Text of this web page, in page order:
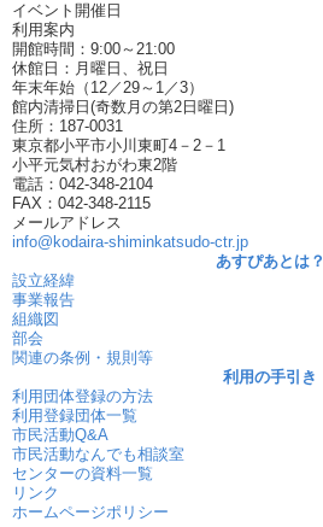
イベント開催日
利用案内
開館時間：9:00～21:00
休館日：月曜日、祝日
年末年始（12／29～1／3）
館内清掃日(奇数月の第2日曜日)
住所：187-0031
東京都小平市小川東町4－2－1
小平元気村おがわ東2階
電話：042-348-2104
FAX：042-348-2115
メールアドレス
info@kodaira-shiminkatsudo-ctr.jp
あすぴあとは？
設立経緯
事業報告
組織図
部会
関連の条例・規則等
利用の手引き
利用団体登録の方法
利用登録団体一覧
市民活動Q&A
市民活動なんでも相談室
センターの資料一覧
リンク
ホームページポリシー